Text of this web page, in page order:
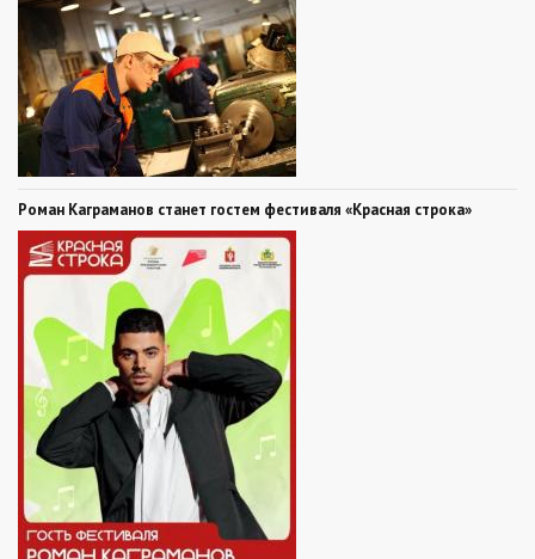
Роман Каграманов станет гостем фестиваля «Красная строка»